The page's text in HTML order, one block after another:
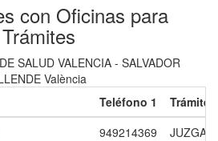
con Oficinas para
Trámites
Teléfono 1
Trámites
949214369